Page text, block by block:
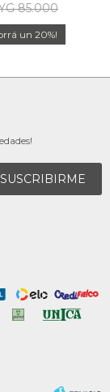
85.000
20
SUSCRIBIRME